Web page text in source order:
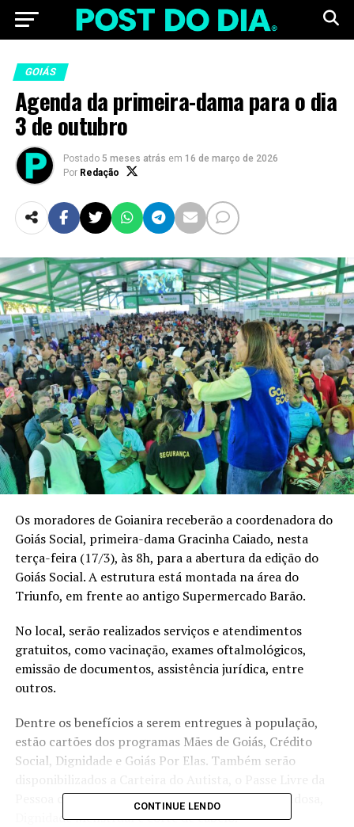
GOIÁS
Agenda da primeira-dama para o dia
3 de outubro
Postado 5 meses atrás em 16 de março de 2026
Por Redação
Os moradores de Goianira receberão a coordenadora do
Goiás Social, primeira-dama Gracinha Caiado, nesta
terça-feira (17/3), às 8h, para a abertura da edição do
Goiás Social. A estrutura está montada na área do
Triunfo, em frente ao antigo Supermercado Barão.
No local, serão realizados serviços e atendimentos
gratuitos, como vacinação, exames oftalmológicos,
emissão de documentos, assistência jurídica, entre
outros.
Dentre os benefícios a serem entregues à população,
estão cartões dos programas Mães de Goiás, Crédito
Social, Dignidade e Goiás Por Elas. Também serão
Pessoa com Deficiência, o Passaporte da Pessoa Idosa,
Dignidade Menstrual e corte de cabelo.
CONTINUE LENDO